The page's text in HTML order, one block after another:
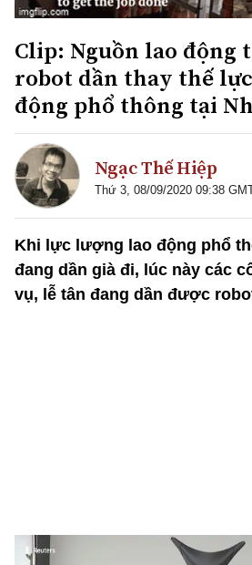
Clip: Nguồn lao động
robot dần thay thế
động phổ thông tại
Ngạc Thế Hiệp
Thứ 3, 08/09/2020 09:38
Khi lực lượng lao động phổ
đang dần già đi, lúc này các
vụ, lễ tân đang dần được